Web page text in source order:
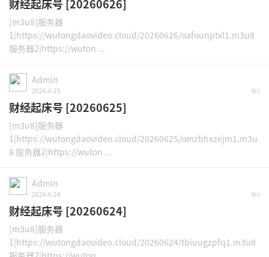
财经起床号 [20260626]
[m3u8]服务器
1|https://wutongdaovideo.cloud/20260626/oafounptxl1.m3u8
服务器2|https://wuton ...
Admin
2026-6-25 5
财经起床号 [20260625]
[m3u8]服务器
1|https://wutongdaovideo.cloud/20260625/omzbhxzejm1.m3u
8 服务器2|https://wuton ...
Admin
2026-6-24 5
财经起床号 [20260624]
[m3u8]服务器
1|https://wutongdaovideo.cloud/20260624/tbiuugzpfq1.m3u8